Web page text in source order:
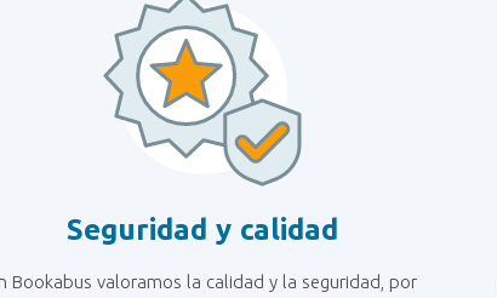
Seguridad y calidad
Bookabus valoramos la calidad y la seguridad, por